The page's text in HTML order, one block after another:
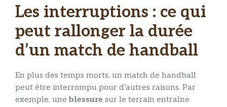
Les interruptions : ce qui
peut rallonger la durée
d’un match de handball
En plus des temps morts, un match de handball
peut être interrompu pour d’autres raisons. Par
exemple, uneblessure sur le terrain entraîne